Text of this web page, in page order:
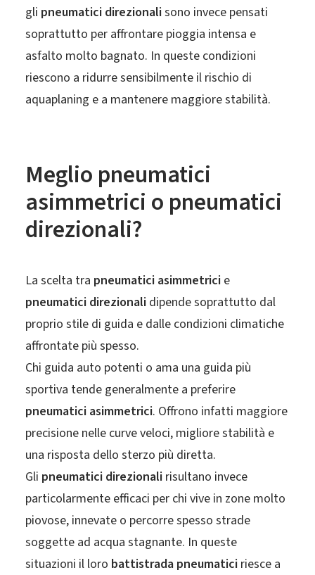
gli pneumatici direzionalisono invece pensati
soprattutto per affrontare pioggia intensa e
asfalto molto bagnato. In queste condizioni
riescono a ridurre sensibilmente il rischio di
aquaplaning e a mantenere maggiore stabilità.
Meglio pneumatici
asimmetrici o pneumatici
direzionali?
La scelta tra pneumatici asimmetrici e
pneumatici direzionali dipende soprattutto dal
proprio stile di guida e dalle condizioni climatiche
affrontate più spesso.
Chi guida auto potenti o ama una guida più
sportiva tende generalmente a preferire
pneumatici asimmetrici. Offrono infatti maggiore
precisione nelle curve veloci, migliore stabilità e
una risposta dello sterzo più diretta.
Gli pneumatici direzionali risultano invece
particolarmente efficaci per chi vive in zone molto
piovose, innevate o percorre spesso strade
soggette ad acqua stagnante. In queste
situazioni il loro battistrada pneumatici riesce a